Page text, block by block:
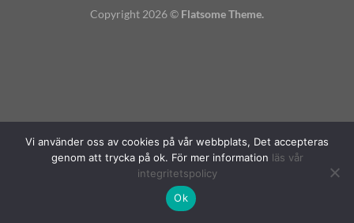
Copyright 2026 © Flatsome Theme.
Vi använder oss av cookies på vår webbplats, Det accepteras
genom att trycka på ok. För mer information läs vår
integritetspolicy
Ok